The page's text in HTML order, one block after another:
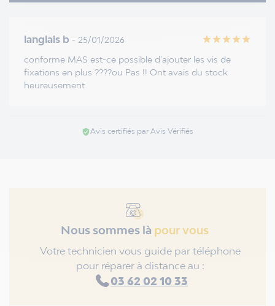
langlais b - 25/01/2026 star star star star star
conforme MAS est-ce possible d'ajouter les vis de
fixations en plus ????ou Pas !! Ont avais du stock
heureusement
verified_userAvis certifiés par Avis Vérifiés
Nous sommes là pour vous
Votre technicien vous guide par téléphone
pour réparer à distance au :
03 62 02 10 33